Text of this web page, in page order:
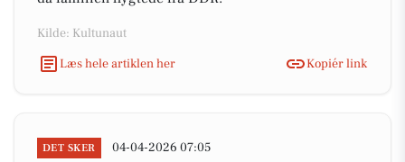
Kilde: Kultunaut
Læs hele artiklen her
Kopiér link
DET SKER 04-04-2026 07:05